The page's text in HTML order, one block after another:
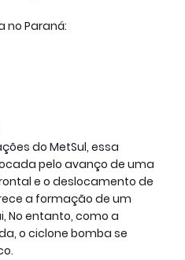
no Paraná:
do MetSul, essa
pelo avanço de uma
e o deslocamento de
a formação de um
No entanto, como a
o ciclone bomba se